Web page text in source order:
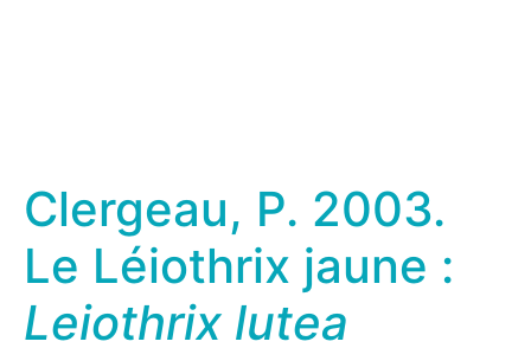
Clergeau, P. 2003.
Le Léiothrix jaune :
Leiothrix lutea